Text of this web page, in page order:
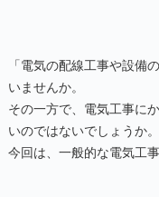
「電気の配線工事や設備
いませんか。
その一方で、電気工事に
いのではないでしょうか。
今回は、一般的な電気工